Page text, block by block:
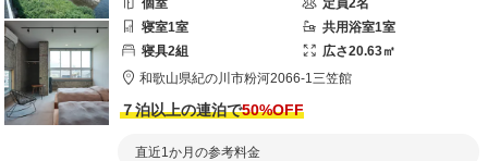
個室
定員2名
寝室1室 共用浴室1室
寝具2組 広さ20.63㎡
和歌山県紀の川市粉河2066-1三笠館
７泊以上の連泊で50%OFF
直近1か月の参考料金